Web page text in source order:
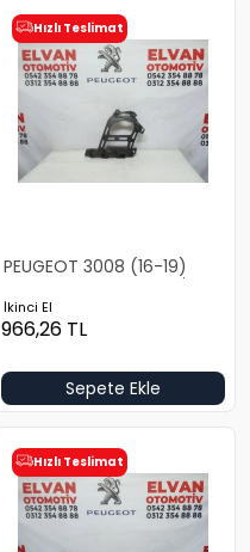
Hızlı Teslimat
PEUGEOT 3008 (16-19)
ARKA TAMPON BRAKETİ SOL
İkinci El
966,26 TL
Sepete Ekle
Hızlı Teslimat